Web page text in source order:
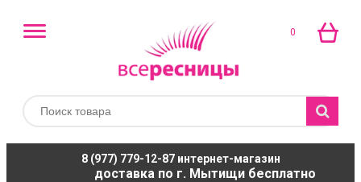
0
8 (977) 779-12-87интернет-магазин
доставка по г. Мытищи бесплатно